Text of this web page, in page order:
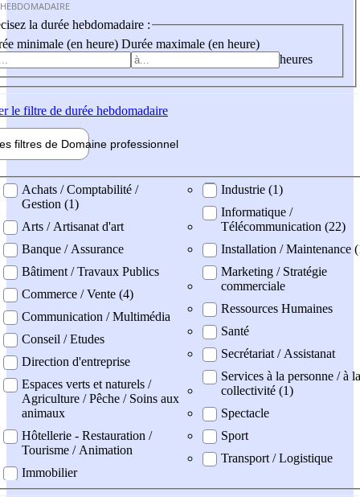
la durée hebdomadaire :
minimale (en heure) Durée maximale (en heure)
heures
le filtre de durée hebdomadaire
filtres de Domaine professionnel
professionel
Achats / Comptabilité /
Gestion (1)
Arts / Artisanat d'art
Banque / Assurance
Bâtiment / Travaux Publics
Commerce / Vente (4)
Communication / Multimédia
Conseil / Etudes
Direction d'entreprise
Espaces verts et naturels /
Agriculture / Pêche / Soins aux
animaux
Hôtellerie - Restauration /
Tourisme / Animation
Immobilier
Industrie (1)
Informatique /
Télécommunication (22)
Installation / Maintenance
Marketing / Stratégie
commerciale
Ressources Humaines
Santé
Secrétariat / Assistanat
Services à la personne / à la
collectivité (1)
Spectacle
Sport
Transport / Logistique